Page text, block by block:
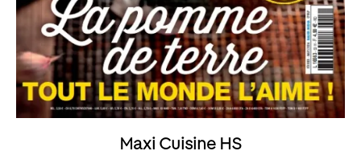
Maxi Cuisine HS